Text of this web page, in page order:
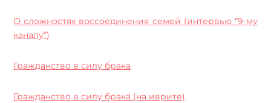
О сложностях воссоединения семей (интервью “9-му
каналу”)
Гражданство в силу брака
Гражданство в силу брака (на иврите)